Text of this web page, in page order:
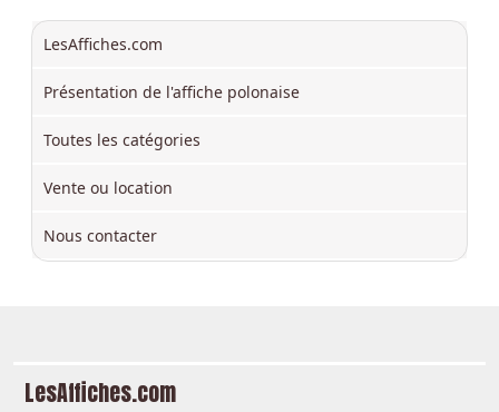
LesAffiches.com
Présentation de l'affiche polonaise
Toutes les catégories
Vente ou location
Nous contacter
LesAffiches.com